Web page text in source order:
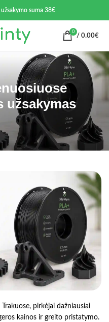
suma 38€
0
/ 0.00€
užsakymas
pirkėjai dažniausiai
kainos ir greito pristatymo.